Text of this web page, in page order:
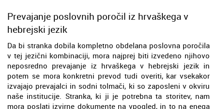
Prevajanje poslovnih poročil iz hrvaškega v
hebrejski jezik
Da bi stranka dobila kompletno obdelana poslovna poročila
v tej jezični kombinaciji, mora najprej biti izvedeno njihovo
neposredno prevajanje iz hrvaškega v hebrejski jezik in
potem se mora konkretni prevod tudi overiti, kar vsekakor
izvajajo prevajalci in sodni tolmači, ki so zaposleni v okviru
naše institucije. Stranka, ki ji je potrebna ta storitev, nam
mora poslati izvirne dokumente na vpogled, in to na enega